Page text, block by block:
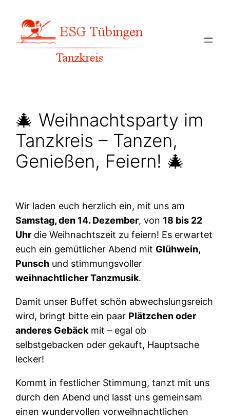
Inhalt
springen
🎄 Weihnachtsparty im
Tanzkreis – Tanzen,
Genießen, Feiern! 🎄
Wir laden euch herzlich ein, mit uns am
Samstag, den 14. Dezember, von 18 bis 22
Uhr die Weihnachtszeit zu feiern! Es erwartet
euch ein gemütlicher Abend mit Glühwein,
Punsch und stimmungsvoller
weihnachtlicher Tanzmusik.
Damit unser Buffet schön abwechslungsreich
wird, bringt bitte ein paar Plätzchen oder
anderes Gebäck mit – egal ob
selbstgebacken oder gekauft, Hauptsache
lecker!
Kommt in festlicher Stimmung, tanzt mit uns
durch den Abend und lasst uns gemeinsam
einen wundervollen vorweihnachtlichen